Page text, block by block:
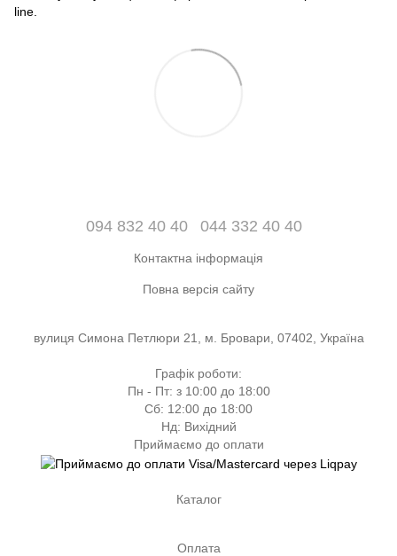
line.
094 832 40 40 044 332 40 40
Контактна інформація
Повна версія сайту
вулиця Симона Петлюри 21, м. Бровари, 07402, Україна
Графік роботи:
Пн - Пт: з 10:00 до 18:00
Сб: 12:00 до 18:00
Нд: Вихідний
Приймаємо до оплати
Каталог
Оплата